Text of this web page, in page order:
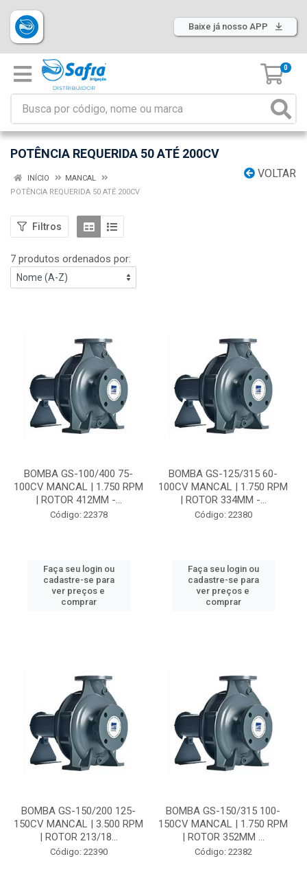
Baixe já nosso APP
0
POTÊNCIA REQUERIDA 50 ATÉ 200CV
VOLTAR
INÍCIO
MANCAL
POTÊNCIA REQUERIDA 50 ATÉ 200CV
Filtros
7 produtos ordenados por:
BOMBA GS-100/400 75-
100CV MANCAL | 1.750 RPM
| ROTOR 412MM -...
Código: 22378
Faça seu login ou
cadastre-se para
ver preços e
comprar
BOMBA GS-125/315 60-
100CV MANCAL | 1.750 RPM
| ROTOR 334MM -...
Código: 22380
Faça seu login ou
cadastre-se para
ver preços e
comprar
BOMBA GS-150/200 125-
150CV MANCAL | 3.500 RPM
| ROTOR 213/18...
Código: 22390
BOMBA GS-150/315 100-
150CV MANCAL | 1.750 RPM
| ROTOR 352MM ...
Código: 22382